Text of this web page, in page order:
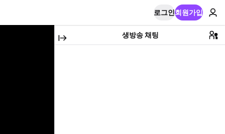
로그인회원가입
생방송 채팅